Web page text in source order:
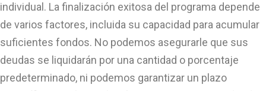
individual. La finalización exitosa del programa depende
de varios factores, incluida su capacidad para acumular
suficientes fondos. No podemos asegurarle que sus
deudas se liquidarán por una cantidad o porcentaje
predeterminado, ni podemos garantizar un plazo